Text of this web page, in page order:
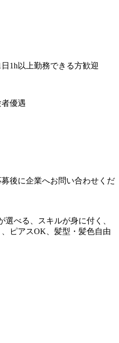
1h以上勤務できる方歓迎
優遇
後に企業へお問い合わせくだ
べる、スキルが身に付く、
ピアスOK、髪型・髪色自由